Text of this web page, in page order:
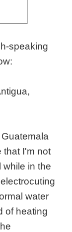
speaking
that I'm not
in the
water
of heating